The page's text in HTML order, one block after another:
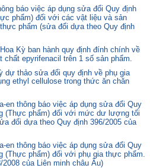
báo việc áp dụng sửa đổi Quy định
phẩm) đối với các vật liệu và sản
phẩm (sửa đổi dựa theo Quy định
Kỳ ban hành quy định đính chính về
epyrifenacil trên 1 số sản phẩm.
dự thảo sửa đổi quy định về phụ gia
ethyl cellulose trong thức ăn chăn
en thông báo việc áp dụng sửa đổi Quy
(Thực phẩm) đối với mức dư lượng tối
đổi dựa theo Quy định 396/2005 của
en thông báo việc áp dụng sửa đổi Quy
(Thực phẩm) đối với phụ gia thực phẩm.
của Liên minh châu Âu)